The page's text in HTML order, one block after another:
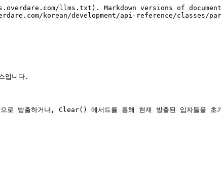
llms.txt). Markdown versions of
korean/development/api-reference/classes/
입니다.
방출하거나, Clear() 메서드를 통해 현재 방출된 입자들을 초